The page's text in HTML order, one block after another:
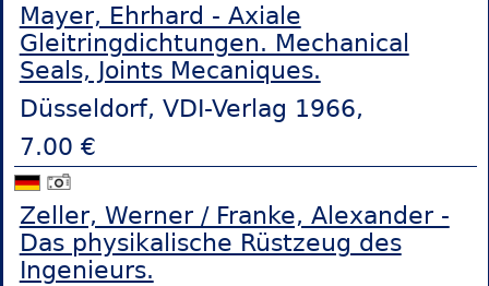
Mayer, Ehrhard - Axiale
Gleitringdichtungen. Mechanical
Seals, Joints Mecaniques.
Düsseldorf, VDI-Verlag 1966,
7.00 €
Zeller, Werner / Franke, Alexander -
Das physikalische Rüstzeug des
Ingenieurs.